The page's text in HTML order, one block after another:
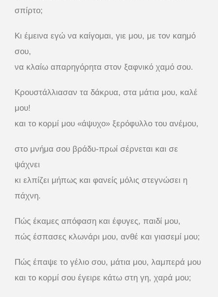
σπίρτο;
Κι έμεινα εγώ να καίγομαι, γιε μου, με τον καημό
σου,
να κλαίω απαρηγόρητα στον ξαφνικό χαμό σου.
Κρουστάλλιασαν τα δάκρυα, στα μάτια μου, καλέ
μου!
και το κορμί μου «άψυχο» ξερόφυλλο του ανέμου,
στο μνήμα σου βράδυ-πρωί σέρνεται και σε
ψάχνει
κι ελπίζει μήπως και φανείς μόλις στεγνώσει η
πάχνη.
Πώς έκαμες απόφαση και έφυγες, παιδί μου,
πώς έσπασες κλωνάρι μου, ανθέ και γιασεμί μου;
Πώς έπαψε το γέλιο σου, μάτια μου, λαμπερά μου
και το κορμί σου έγειρε κάτω στη γη, χαρά μου;